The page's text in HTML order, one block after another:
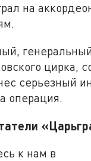
на
цирка,
серьезный
операция.
к нам в